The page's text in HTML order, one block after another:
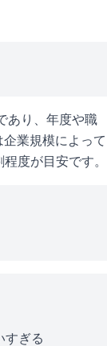
あり、年度や職
業規模によって
度が目安です。
すぎる